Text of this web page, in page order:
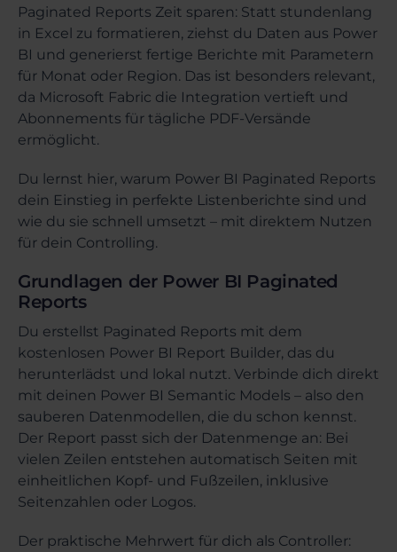
Paginated Reports Zeit sparen: Statt stundenlang
in Excel zu formatieren, ziehst du Daten aus Power
BI und generierst fertige Berichte mit Parametern
für Monat oder Region. Das ist besonders relevant,
da Microsoft Fabric die Integration vertieft und
Abonnements für tägliche PDF-Versände
ermöglicht.
Du lernst hier, warum Power BI Paginated Reports
dein Einstieg in perfekte Listenberichte sind und
wie du sie schnell umsetzt – mit direktem Nutzen
für dein Controlling.
Grundlagen der Power BI Paginated
Reports
Du erstellst Paginated Reports mit dem
kostenlosen Power BI Report Builder, das du
herunterlädst und lokal nutzt. Verbinde dich direkt
mit deinen Power BI Semantic Models – also den
sauberen Datenmodellen, die du schon kennst.
Der Report passt sich der Datenmenge an: Bei
vielen Zeilen entstehen automatisch Seiten mit
einheitlichen Kopf- und Fußzeilen, inklusive
Seitenzahlen oder Logos.
Der praktische Mehrwert für dich als Controller: